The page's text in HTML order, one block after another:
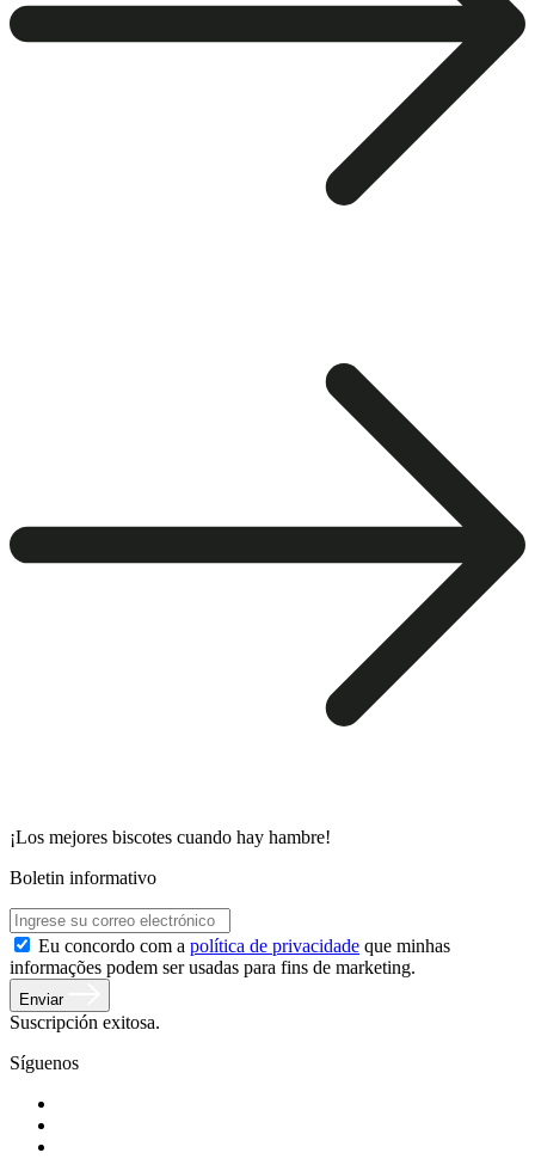
¡Los mejores biscotes cuando hay hambre!
Boletin informativo
Eu concordo com a política de privacidade que minhas
informações podem ser usadas para fins de marketing.
Enviar
Suscripción exitosa.
Síguenos